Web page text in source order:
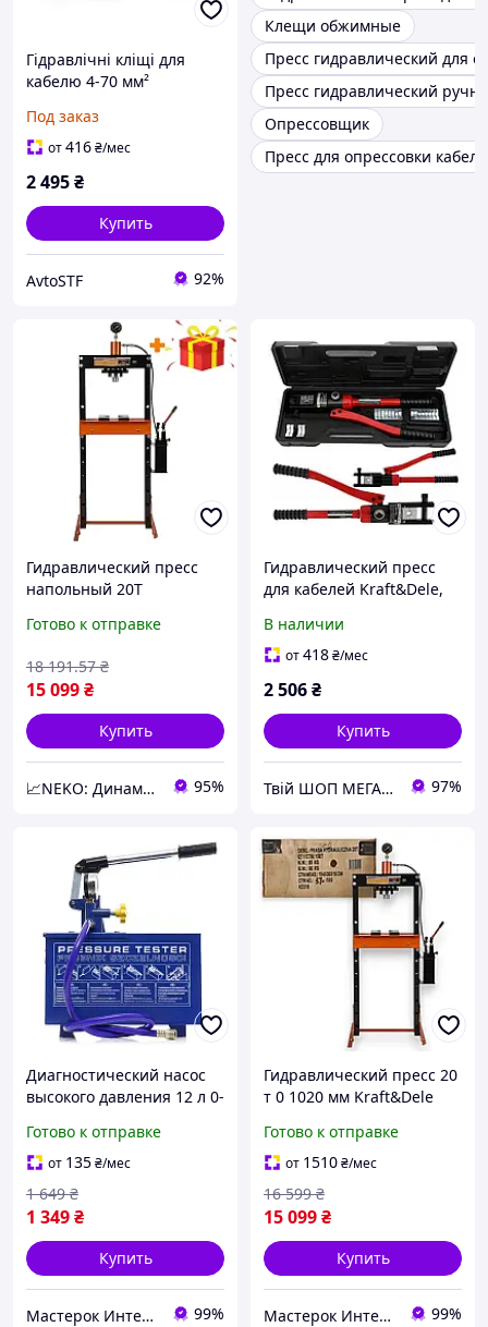
Гідравлічні кліщі для
кабелю 4-70 мм²
Под заказ
от416₴/мес
2 495₴
Купить
AvtoSTF 92%
Клещи обжимные
Пресс гидравлический для
Пресс гидравлический
Опрессовщик
Пресс для опрессовки
Гидравлический пресс
напольный 20T
профессиональный пресс
Готово к отправке
15 099₴
18 191.57 ₴
Купить
📈NEKO: Динамика инструментов для твоего успеха 95%
Гидравлический пресс
для кабелей Kraft&Dele,
В наличии
от418₴/мес
2 506₴
Купить
Твій ШОП МЕГА корисних речей "Механік" 97%
Диагностический насос
высокого давления 12 л 0-
Kraft&Dele KD10479 насос
для проверки давления и
герметичности
Готово к отправке
от 135₴/мес
1 349₴
1 649 ₴
Купить
Мастерок Интернет магазин для каждого 99%
Гидравлический пресс 20
т 0 1020 мм Kraft&Dele
всысоким уровнем
сжатия гидравлические
прессы для мастерской
Готово к отправке
от 1510₴/мес
15 099₴
16 599 ₴
Купить
Мастерок Интернет магазин для каждого 99%